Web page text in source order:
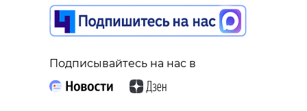
Подписывайтесь на нас в
Подписывайтесь на нас в